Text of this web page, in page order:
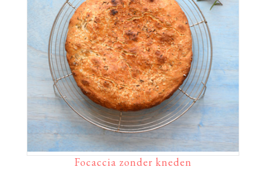
Focaccia zonder kneden